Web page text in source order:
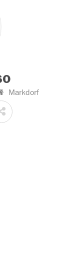
Markdorf